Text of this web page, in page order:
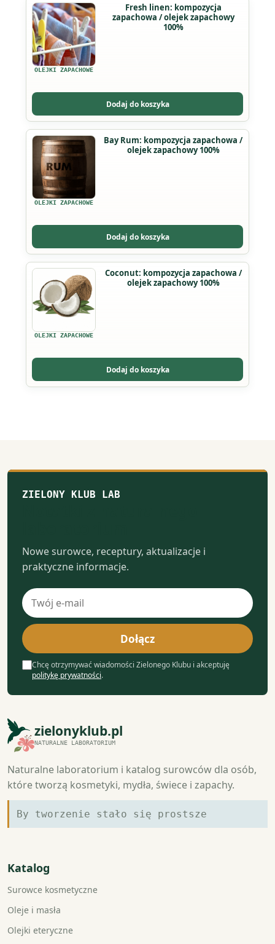
stronie
produktu
OLEJKI ZAPACHOWE
Fresh linen: kompozycja
zapachowa / olejek zapachowy
100%
Dodaj do koszyka
Ten
produkt
ma
wiele
wariantów.
można
wybrać
na
stronie
produktu
OLEJKI ZAPACHOWE
Bay Rum: kompozycja zapachowa /
olejek zapachowy 100%
Dodaj do koszyka
Ten
produkt
ma
wiele
wariantów.
można
wybrać
na
stronie
produktu
OLEJKI ZAPACHOWE
Coconut: kompozycja zapachowa /
olejek zapachowy 100%
Dodaj do koszyka
Ten
produkt
ma
wiele
wariantów.
można
wybrać
ZIELONY KLUB LAB
Nowe surowce, receptury, aktualizacje i
praktyczne informacje.
Adres
e-
mail
Dołącz
Chcę otrzymywać wiadomości Zielonego Klubu i akceptuję
politykę prywatności.
zielonyklub.pl
NATURALNE LABORATORIUM
Naturalne laboratorium i katalog surowców dla osób,
które tworzą kosmetyki, mydła, świece i zapachy.
By tworzenie stało się prostsze
Katalog
Surowce kosmetyczne
Oleje i masła
Olejki eteryczne